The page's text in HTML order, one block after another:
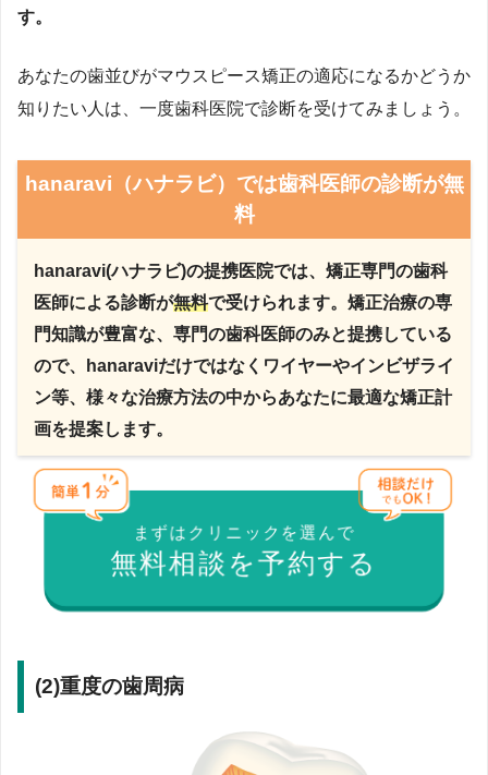
す。
あなたの歯並びがマウスピース矯正の適応になるかどうか
知りたい人は、一度歯科医院で診断を受けてみましょう。
hanaravi（ハナラビ）では歯科医師の診断が無
料
hanaravi(ハナラビ)の提携医院では、矯正専門の歯科
医師による診断が無料で受けられます。矯正治療の専
門知識が豊富な、専門の歯科医師のみと提携している
ので、hanaraviだけではなくワイヤーやインビザライ
ン等、様々な治療方法の中からあなたに最適な矯正計
画を提案します。
まずはクリニックを選んで
無料相談を予約する
(2)重度の歯周病